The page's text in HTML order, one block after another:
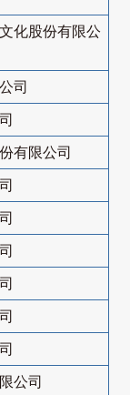
化股份有限公
司
有限公司
公司